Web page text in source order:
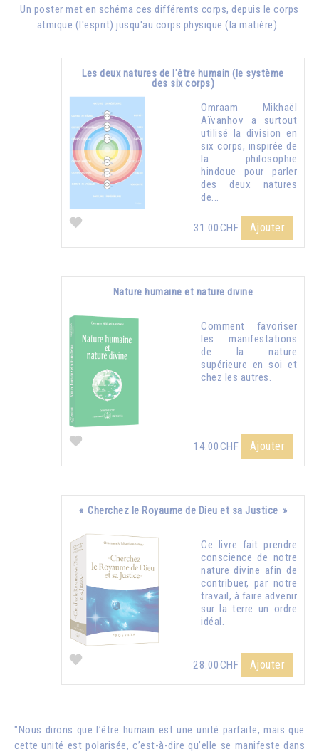
Un poster met en schéma ces différents corps, depuis le corps
atmique (l'esprit) jusqu'au corps physique (la matière) :
Les deux natures de l'être humain (le système
des six corps)
Omraam Mikhaël
Aïvanhov a surtout
utilisé la division en
six corps, inspirée de
la philosophie
hindoue pour parler
des deux natures
de...
31.00CHF Ajouter
Nature humaine et nature divine
Comment favoriser
les manifestations
de la nature
supérieure en soi et
chez les autres.
14.00CHF Ajouter
« Cherchez le Royaume de Dieu et sa Justice »
Ce livre fait prendre
conscience de notre
nature divine afin de
contribuer, par notre
travail, à faire advenir
sur la terre un ordre
idéal.
28.00CHF Ajouter
"Nous dirons que l’être humain est une unité parfaite, mais que
cette unité est polarisée, c’est-à-dire qu’elle se manifeste dans